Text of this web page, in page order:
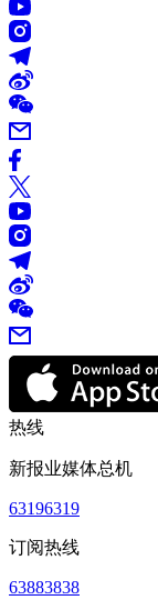
热线
新报业媒体总机
63196319
订阅热线
63883838